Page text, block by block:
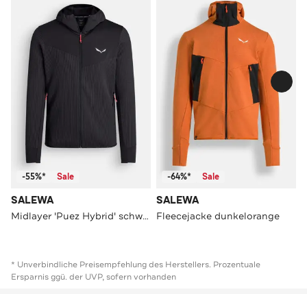
-55%* Sale
SALEWA
Midlayer 'Puez Hybrid' schwarz
-64%* Sale
SALEWA
Fleecejacke dunkelorange
* Unverbindliche Preisempfehlung des Herstellers. Prozentuale
Ersparnis ggü. der UVP, sofern vorhanden